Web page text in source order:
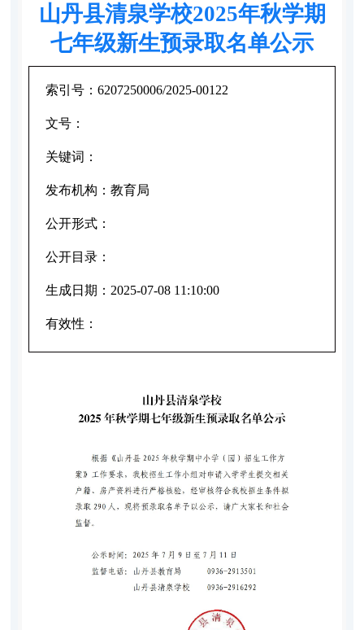
山丹县清泉学校2025年秋学期
七年级新生预录取名单公示
索引号： 6207250006/2025-00122
文号：
关键词：
发布机构： 教育局
公开形式：
公开目录：
生成日期： 2025-07-08 11:10:00
有效性：